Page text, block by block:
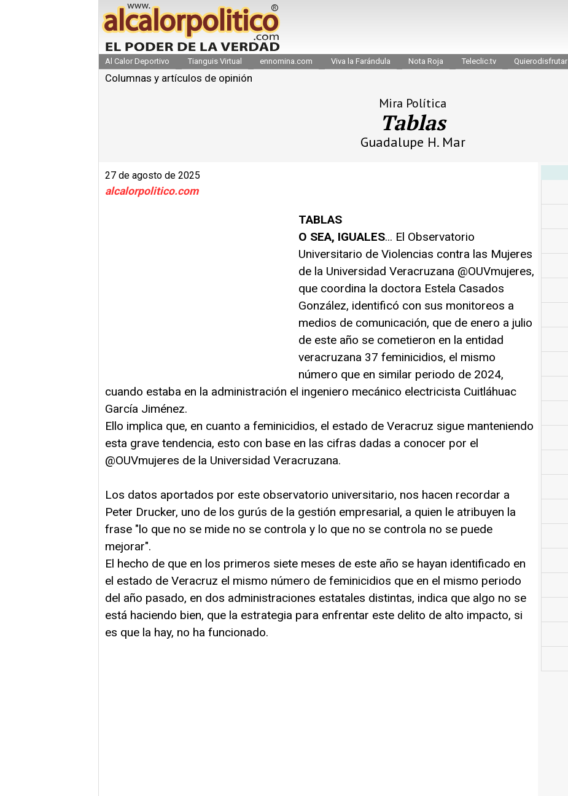
Al Calor Deportivo Tianguis Virtual ennomina.com Viva la Farándula Nota Roja Teleclic.tv Quierodisfrutar
Columnas y artículos de opinión
Mira Política
Tablas
Guadalupe H. Mar
27 de agosto de 2025
alcalorpolitico.com
TABLAS
O SEA, IGUALES... El Observatorio
Universitario de Violencias contra las Mujeres
de la Universidad Veracruzana @OUVmujeres,
que coordina la doctora Estela Casados
González, identificó con sus monitoreos a
medios de comunicación, que de enero a julio
de este año se cometieron en la entidad
veracruzana 37 feminicidios, el mismo
número que en similar periodo de 2024,
cuando estaba en la administración el ingeniero mecánico electricista Cuitláhuac
García Jiménez.
Ello implica que, en cuanto a feminicidios, el estado de Veracruz sigue manteniendo
esta grave tendencia, esto con base en las cifras dadas a conocer por el
@OUVmujeres de la Universidad Veracruzana.
Los datos aportados por este observatorio universitario, nos hacen recordar a
Peter Drucker, uno de los gurús de la gestión empresarial, a quien le atribuyen la
frase "lo que no se mide no se controla y lo que no se controla no se puede
mejorar".
El hecho de que en los primeros siete meses de este año se hayan identificado en
el estado de Veracruz el mismo número de feminicidios que en el mismo periodo
del año pasado, en dos administraciones estatales distintas, indica que algo no se
está haciendo bien, que la estrategia para enfrentar este delito de alto impacto, si
es que la hay, no ha funcionado.